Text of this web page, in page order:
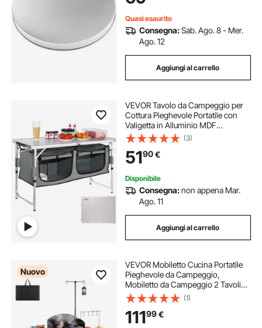
Campeggio
Quasi esaurito
Consegna:Sab. Ago. 8 - Mer.
Ago. 12
Aggiungi al carrello
VEVOR Tavolo da Campeggio per
Cottura Pieghevole Portatile con
Valigetta in Alluminio MDF
Dimensioni Estese 120x47x70 cm,
Tavolo Pieghevole da Campeggio
Altezza Regolabile 54,5 / 62 / 70 cm
per BBQ
(3)
5190€
Disponibile
Consegna:non appena Mar.
Ago. 11
Aggiungi al carrello
Nuovo
VEVOR Mobiletto Cucina Portatile
Pieghevole da Campeggio,
Mobiletto da Campeggio 2 Tavolini
Laterali Rete Metallica Paravento
Rimovibile per Fornello 3 Scomparti
Portaoggetti, Stazione Cucina BBQ
(1)
11199€